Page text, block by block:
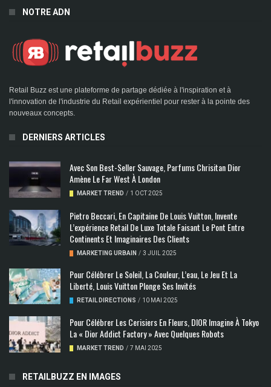
NOTRE ADN
Retail Buzz est une plateforme de partage dédiée à l'inspiration et à
l'innovation de l'industrie du Retail expérientiel pour rester à la pointe des
nouveaux concepts.
DERNIERS ARTICLES
Avec Son Best-Seller Sauvage, Parfums Chrisitan Dior
Amène Le Far West À London
MARKET TREND / 1 OCT 2025
Pietro Beccari, En Capitaine De Louis Vuitton, Invente
L’expérience Retail De Luxe Totale Faisant Le Pont Entre
Continents Et Imaginaires Des Clients
MARKETING URBAIN / 3 JUIL 2025
Pour Célébrer Le Soleil, La Couleur, L’eau, Le Jeu Et La
Liberté, Louis Vuitton Plonge Ses Invités
RETAIL DIRECTIONS / 10 MAI 2025
Pour Célébrer Les Cerisiers En Fleurs, DIOR Imagine À Tokyo
La « Dior Addict Factory » Avec Quelques Robots
MARKET TREND / 7 MAI 2025
RETAILBUZZ EN IMAGES